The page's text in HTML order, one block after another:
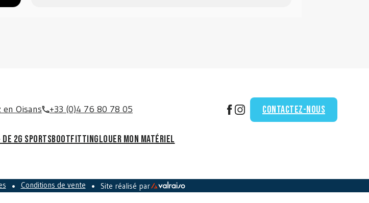
Oisans +33 (0)4 76 80 78 05 Contactez-nous
de 2G SportsBootfittingLouer mon matériel
Conditions de vente Site réalisé par